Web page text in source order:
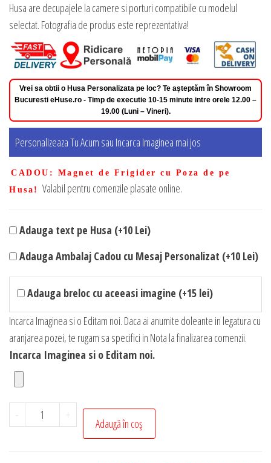
Husa are decupajele la camere si porturi compatibile cu modelul
selectat. Fotografia de produs este reprezentativa!
Vrei sa obtii o Husa Personalizata pe loc? Te așteptăm în Showroom
Bucuresti eHuse.ro - Timp de executie 10-15 minute intre orele 12.00 –
19.00 (Luni – Vineri).
Personalizeaza Tu Acum sau Incarca Imaginea mai jos
CADOU : Magnet de Frigider cu Poza de pe
Husa!
Valabil pentru comenzile plasate online.
Adauga text pe Husa (+10 Lei)
Adauga Ambalaj Cadou cu Mesaj Personalizat (+10 Lei)
Adauga breloc cu aceeasi imagine (+15 lei)
Incarca Imaginea si o Editam noi. Daca ai anumite doleante in legatura cu
aranjarea pozei, te rugam sa specifici in Nota la finalizarea comenzii.
Incarca Imaginea si o Editam noi.
-
Cantitate
Husa
+
Adaugă în coș